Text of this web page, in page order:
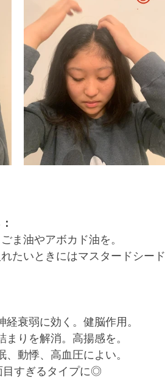
ま油やアボカド油を。
たいときにはマスタードシード
衰弱に効く。健脳作用。
りを解消。高揚感を。
動悸、高血圧によい。
目すぎるタイプに◎